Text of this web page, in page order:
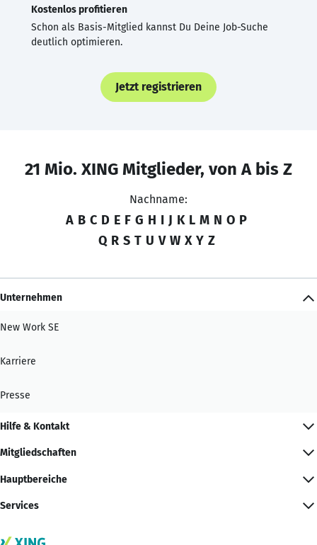
Kostenlos profitieren
Schon als Basis-Mitglied kannst Du Deine Job-Suche
deutlich optimieren.
Jetzt registrieren
21 Mio. XING Mitglieder, von A bis Z
Nachname:
A B C D E F G H I J K L M N O P
Q R S T U V W X Y Z
Unternehmen
New Work SE
Karriere
Presse
Hilfe & Kontakt
Mitgliedschaften
Hauptbereiche
Services